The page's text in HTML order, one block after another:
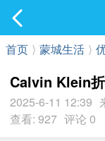
首页 ⟩ 蒙城生活 ⟩
Calvin Klein
2025-6-11 12:39
查看: 927 评论 0